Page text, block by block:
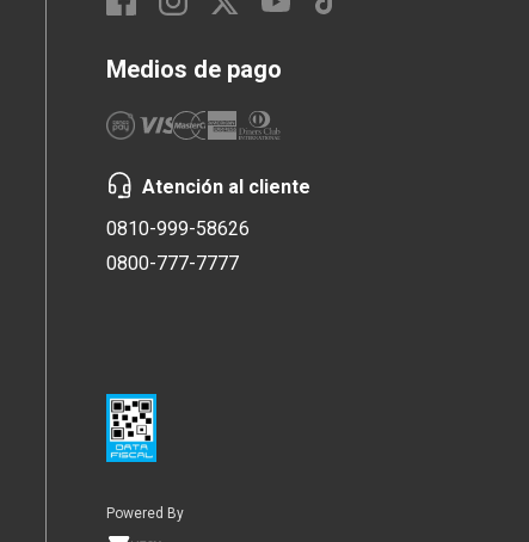
Medios de pago
Atención al cliente
0810-999-58626
0800-777-7777
Powered By